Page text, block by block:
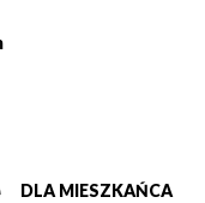
DLA MIESZKAŃCA